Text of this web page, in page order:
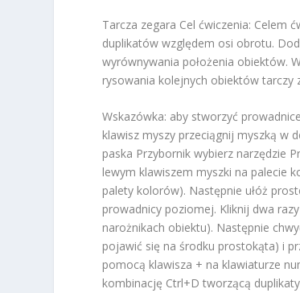
Tarcza zegara Cel ćwiczenia: Celem
duplikatów względem osi obrotu.
wyrównywania położenia obiektów.
rysowania kolejnych obiektów tarczy
Wskazówka: aby stworzyć
klawisz myszy przeciągnij myszką w
paska Przybornik wybierz narzędzie
lewym klawiszem myszki na palecie
palety kolorów). Następnie ułóż
prowadnicy poziomej. Kliknij dwa
narożnikach obiektu). Następnie
pojawić się na środku prostokąta) i
pomocą klawisza + na klawiaturze
kombinację Ctrl+D tworzącą